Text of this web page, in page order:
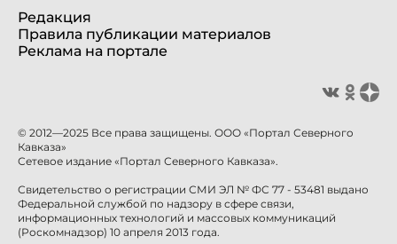
Редакция
Правила публикации материалов
Реклама на портале
© 2012—2025 Все права защищены. ООО «Портал Северного
Кавказа»
Сетевое издание «Портал Северного Кавказа».
Свидетельство о регистрации СМИ ЭЛ № ФС 77 - 53481 выдано
Федеральной службой по надзору в сфере связи,
информационных технологий и массовых коммуникаций
(Роскомнадзор) 10 апреля 2013 года.